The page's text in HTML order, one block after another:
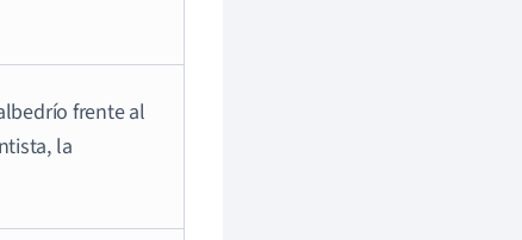
frente al
la